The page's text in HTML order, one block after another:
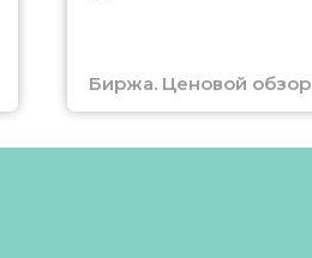
Биржа. Ценовой обзор